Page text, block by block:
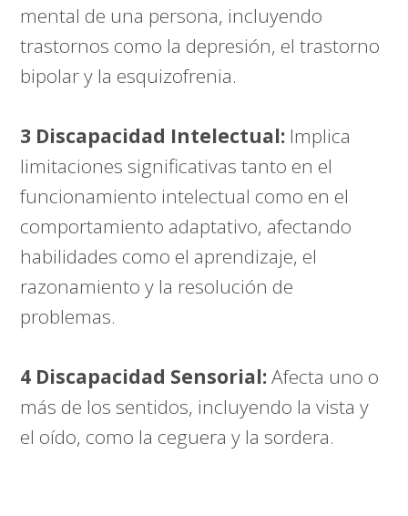
mental de una persona, incluyendo
trastornos como la depresión, el trastorno
bipolar y la esquizofrenia.
3 Discapacidad Intelectual: Implica
limitaciones significativas tanto en el
funcionamiento intelectual como en el
comportamiento adaptativo, afectando
habilidades como el aprendizaje, el
razonamiento y la resolución de
problemas.
4 Discapacidad Sensorial:Afecta uno o
más de los sentidos, incluyendo la vista y
el oído, como la ceguera y la sordera.